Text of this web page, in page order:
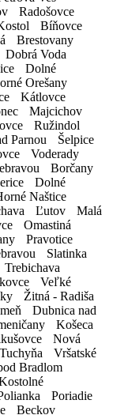
bude schválená
Radošovce
Bíňovce
Brestovany
Dobrá Voda
Dolné
Orešany
Kátlovce
Majcichov
Ružindol
Parnou
Šelpice
Voderady
Borčany
Dolné
Naštice
Ľutov
Malá
Omastiná
Pravotice
Slatinka
Trebichava
Veľké
Žitná - Radiša
Dubnica nad
Košeca
Nová
Tuchyňa
Vršatské
Bradlom
Poriadie
Beckov
Radošovce
Bíňovce
Brestovany
Dobrá Voda
Dolné
Orešany
Kátlovce
Majcichov
Ružindol
Parnou
Šelpice
Voderady
Borčany
Dolné
Naštice
Ľutov
Malá
Omastiná
Pravotice
Slatinka
Trebichava
Veľké
Žitná - Radiša
Dubnica nad
Košeca
Nová
Tuchyňa
Vršatské
Bradlom
Poriadie
Beckov